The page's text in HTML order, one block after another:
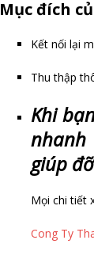
Mục đích
Kết nối lại
Thu thập
Khi bạ
nhanh
giúp đỡ
Mọi chi tiết
Cong Ty